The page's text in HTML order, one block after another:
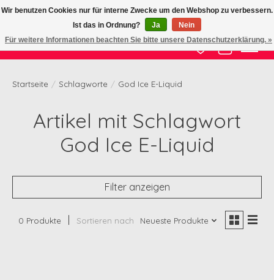
Zertifizierte Qualität zu fairem Preis
Wunschzettel
Ihr
Startseite / Schlagworte / God Ice E-Liquid
Artikel mit Schlagwort
God Ice E-Liquid
Filter anzeigen
0 Produkte Sortieren nach Neueste Produkte
Wir benutzen Cookies nur für interne Zwecke um den Webshop zu verbessern.
Ist das in Ordnung?
Ja
Nein
Für weitere Informationen beachten Sie bitte unsere Datenschutzerklärung. »